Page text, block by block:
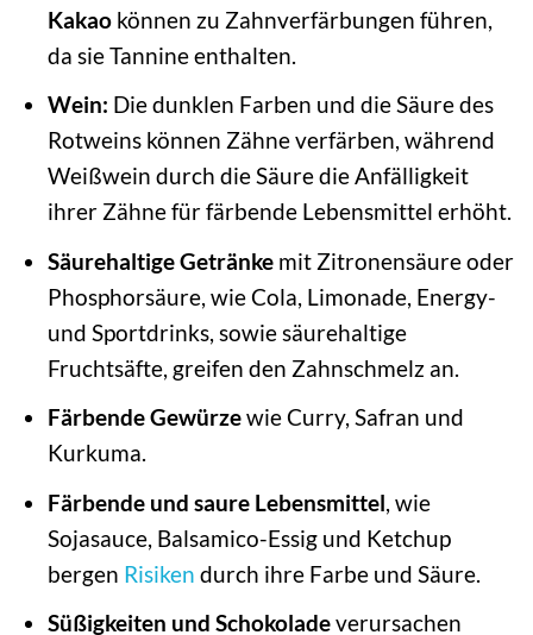
Kakaokönnen zu Zahnverfärbungen führen,
da sie Tannine enthalten.
Wein: Die dunklen Farben und die Säure des
Rotweins können Zähne verfärben, während
Weißwein durch die Säure die Anfälligkeit
ihrer Zähne für färbende Lebensmittel erhöht.
Säurehaltige Getränkemit Zitronensäure oder
Phosphorsäure, wie Cola, Limonade, Energy-
und Sportdrinks, sowie säurehaltige
Fruchtsäfte, greifen den Zahnschmelz an.
Färbende Gewürzewie Curry, Safran und
Kurkuma.
Färbende und saure Lebensmittel, wie
Sojasauce, Balsamico-Essig und Ketchup
bergen Risiken durch ihre Farbe und Säure.
Süßigkeiten und Schokoladeverursachen